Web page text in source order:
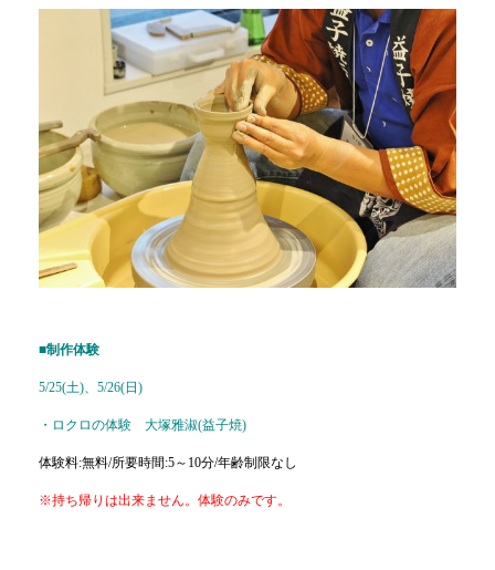
■制作体験
5/25(土)、5/26(日)
・ロクロの体験 大塚雅淑(益子焼)
体験料:無料/所要時間:5～10分/年齢制限なし
※持ち帰りは出来ません。体験のみです。